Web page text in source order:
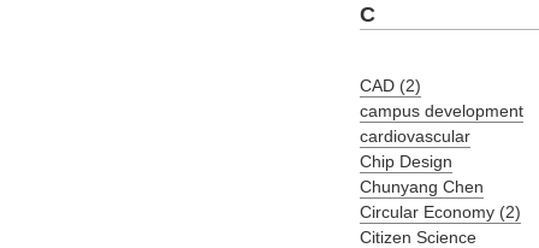
C
CAD (2)
campus development
cardiovascular
Chip Design
Chunyang Chen
Circular Economy (2)
Citizen Science